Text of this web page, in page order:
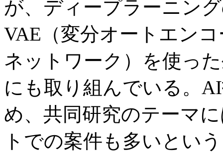
が、ディープラーニン
VAE（変分オートエン
ネットワーク）を使っ
にも取り組んでいる。
め、共同研究のテーマ
トでの案件も多いとい